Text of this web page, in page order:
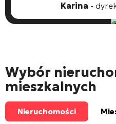
Karina -
Wybór
mieszkalnych
Nieruchomości